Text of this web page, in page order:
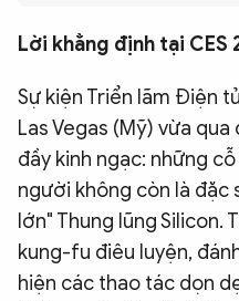
eMagazine
Video
Infographic
An ninh thế giới
Chuyên đề
Lời khẳng định tại CES
Sự kiện Triển lãm Điện
Las Vegas (Mỹ) vừa
đầy kinh ngạc: những
người không còn là đặc
lớn" Thung lũng Silicon.
kung-fu điêu luyện,
hiện các thao tác dọn